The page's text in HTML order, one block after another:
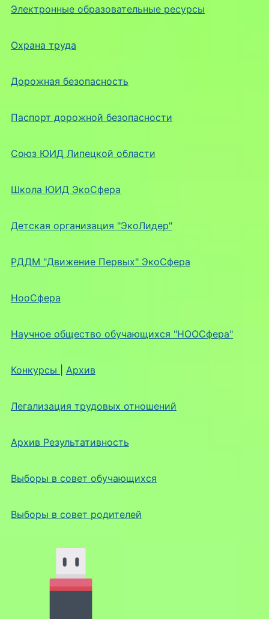
Электронные образовательные ресурсы
Охрана труда
Дорожная безопасность
Паспорт дорожной безопасности
Союз ЮИД Липецкой области
Школа ЮИД ЭкоСфера
Детская организация "ЭкоЛидер"
РДДМ "Движение Первых" ЭкоСфера
НооСфера
Научное общество обучающихся "НООСфера"
Конкурсы Архив
Легализация трудовых отношений
Архив Результативность
Выборы в совет обучающихся
Выборы в совет родителей